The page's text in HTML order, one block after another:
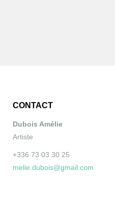
CONTACT
Dubois Amélie
Artiste
+336 73 03 30 25
melie.dubois@gmail.com